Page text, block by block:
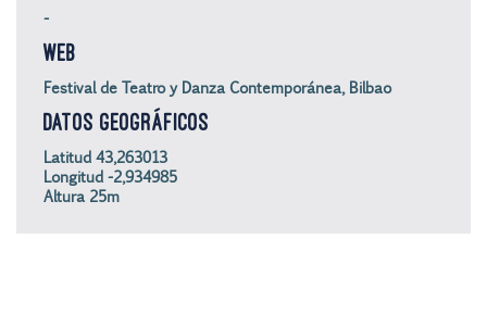
-
WEB
Festival de Teatro y Danza Contemporánea, Bilbao
DATOS GEOGRÁFICOS
Latitud 43,263013
Longitud -2,934985
Altura 25m